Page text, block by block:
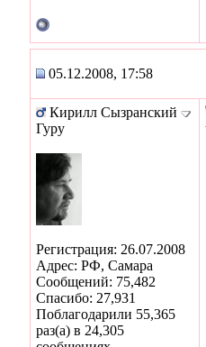
05.12.2008, 17:58
Кирилл Сызранский
Гуру
Регистрация: 26.07.2008
Адрес: РФ, Самара
Сообщений: 75,482
Спасибо: 27,931
Поблагодарили 55,365
раз(а) в 24,305